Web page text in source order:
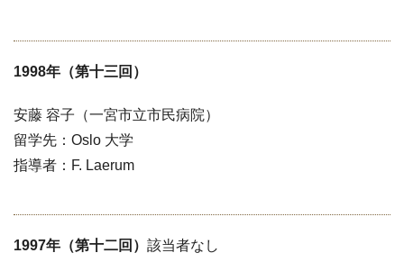
1998年（第十三回）
安藤 容子（一宮市立市民病院）
留学先：Oslo 大学
指導者：F. Laerum
1997年（第十二回） 該当者なし